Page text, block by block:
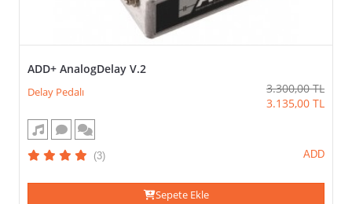
ADD+ AnalogDelay V.2
Delay Pedalı 3.300,00 TL
3.135,00 TL
(3) ADD
Sepete Ekle